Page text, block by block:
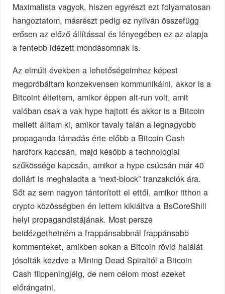
Maximalista vagyok, hiszen egyrészt ezt folyamatosan
hangoztatom, másrészt pedig ez nyilván összefügg
erősen az előző állítással és lényegében ez az alapja
a fentebb idézett mondásomnak is.
Az elmúlt években a lehetőségeimhez képest
megpróbáltam konzekvensen kommunikálni, akkor is a
Bitcoint éltettem, amikor éppen alt-run volt, amit
valóban csak a vak hype hajtott és akkor is a Bitcoin
mellett álltam ki, amikor tavaly talán a legnagyobb
propaganda támadás érte előbb a Bitcoin Cash
hardfork kapcsán, majd később a technológiai
szűkössége kapcsán, amikor a hype csúcsán már 40
dollárt is meghaladta a “next-block” tranzakciók ára.
Sőt az sem nagyon tántorított el ettől, amikor itthon a
crypto közösségben én lettem kikiáltva a BsCoreShill
helyi propagandistájának. Most persze
beidézgethetném a frappánsabbnál frappánsabb
kommenteket, amikben sokan a Bitcoin rövid halálát
jósolták kezdve a Mining Dead Spiraltól a Bitcoin
Cash flippeningjéig, de nem célom most ezeket
előrángatni.